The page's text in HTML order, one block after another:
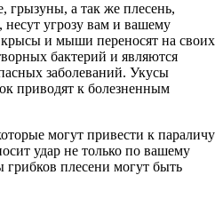
грызуны, а так же плесень,
угрозу вам и вашему
и мыши переносят на своих
бактерий и являются
заболеваний. Укусы
приводят к болезненным
могут привести к параличу
удар не только по вашему
плесени могут быть